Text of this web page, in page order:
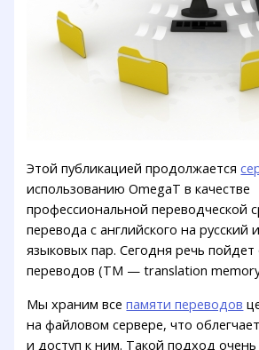
Этой публикацией продолжается
использованию OmegaT в качестве
профессиональной переводческой
перевода с английского на русский
языковых пар. Сегодня речь пойдет
переводов (TM — translation
Мы храним всепамяти переводов
на файловом сервере, что
и доступ к ним. Такой подход